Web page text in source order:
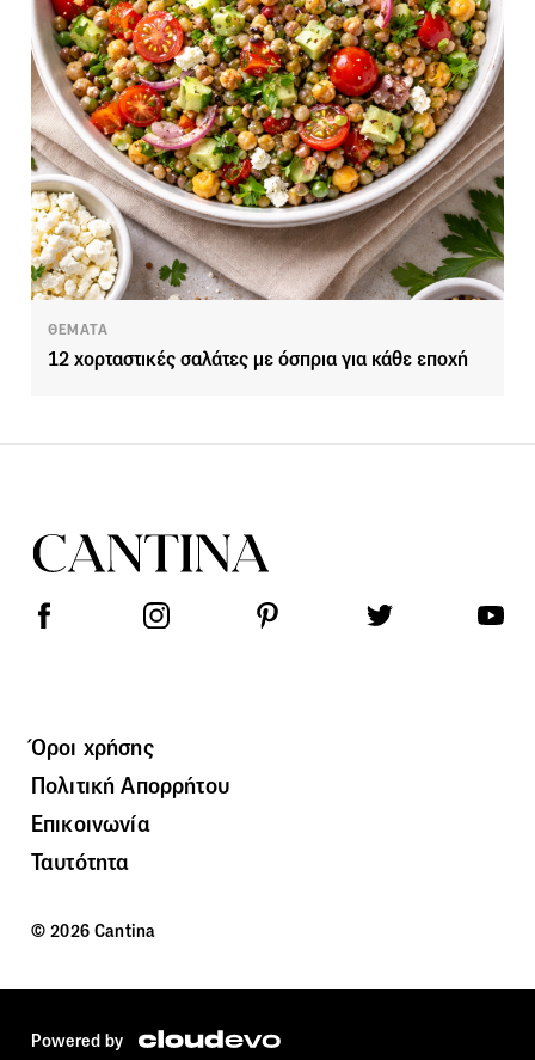
ΘΕΜΑΤΑ
12 χορταστικές σαλάτες με όσπρια για κάθε εποχή
Όροι χρήσης
Πολιτική Απορρήτου
Επικοινωνία
Ταυτότητα
© 2026 Cantina
Powered by